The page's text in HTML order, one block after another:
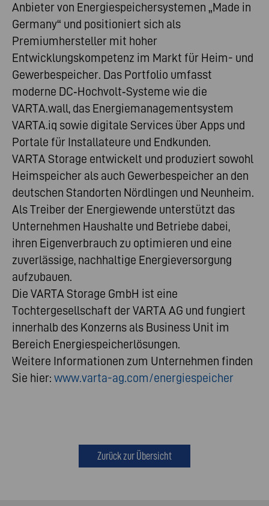
Anbieter von Energiespeichersystemen „Made in
Germany“ und positioniert sich als
Premiumhersteller mit hoher
Entwicklungskompetenz im Markt für Heim- und
Gewerbespeicher. Das Portfolio umfasst
moderne DC‑Hochvolt‑Systeme wie die
VARTA.wall, das Energiemanagementsystem
VARTA.iq sowie digitale Services über Apps und
Portale für Installateure und Endkunden.
VARTA Storage entwickelt und produziert sowohl
Heimspeicher als auch Gewerbespeicher an den
deutschen Standorten Nördlingen und Neunheim.
Als Treiber der Energiewende unterstützt das
Unternehmen Haushalte und Betriebe dabei,
ihren Eigenverbrauch zu optimieren und eine
zuverlässige, nachhaltige Energieversorgung
aufzubauen.
Die VARTA Storage GmbH ist eine
Tochtergesellschaft der VARTA AG und fungiert
innerhalb des Konzerns als Business Unit im
Bereich Energiespeicherlösungen.
Weitere Informationen zum Unternehmen finden
Sie hier: www.varta-ag.com/energiespeicher
Zurück zur Übersicht